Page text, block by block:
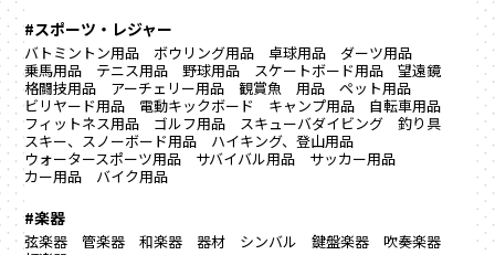
#スポーツ・レジャー
バトミントン用品 ボウリング用品 卓球用品
ダーツ用品
乗馬用品
テニス用品 野球用品 スケートボード用品
望遠鏡
格闘技用品
アーチェリー用品 観賞魚 用品
ペット用品
ビリヤード用品
電動キックボード キャンプ用品
自転車用品
フィットネス用品
ゴルフ用品 スキューバダイビング
釣り具
スキー、スノーボード用品
ハイキング、登山用品
ウォータースポーツ用品
サバイバル用品
サッカー用品
カー用品
バイク用品
#楽器
弦楽器 管楽器 和楽器 器材 シンバル 鍵盤楽器
吹奏楽器